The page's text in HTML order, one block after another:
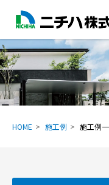
HOME 施工例 施工例